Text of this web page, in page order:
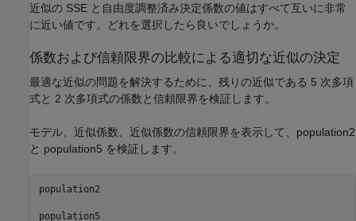
近似の SSE と自由度調整済み決定係数の値はすべて互いに非常
に近い値です。どれを選択したら良いでしょうか。
係数および信頼限界の比較による適切な近似の決定
最適な近似の問題を解決するために、残りの近似である 5 次多項
式と 2 次多項式の係数と信頼限界を検証します。
モデル、近似係数、近似係数の信頼限界を表示して、population2
と population5 を検証します。
population2